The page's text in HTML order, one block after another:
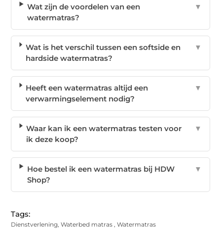
Wat zijn de voordelen van een
watermatras?
▼
Wat is het verschil tussen een softside en
hardside watermatras?
▼
Heeft een watermatras altijd een
verwarmingselement nodig?
▼
Waar kan ik een watermatras testen voor
ik deze koop?
▼
Hoe bestel ik een watermatras bij HDW
Shop?
▼
Tags:
Dienstverlening,Waterbed matras ,Watermatras